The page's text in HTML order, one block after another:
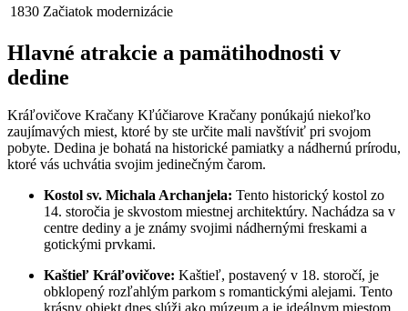
1830 Začiatok modernizácie
Hlavné atrakcie a pamätihodnosti v
dedine
Kráľovičove Kračany Kľúčiarove Kračany ponúkajú niekoľko
zaujímavých miest, ktoré by ste určite mali navštíviť pri svojom
pobyte. Dedina je bohatá na historické pamiatky a nádhernú prírodu,
ktoré vás uchvátia svojim jedinečným čarom.
Kostol sv. Michala Archanjela: Tento historický kostol zo
14. storočia je skvostom miestnej architektúry. Nachádza sa v
centre dediny a je známy svojimi nádhernými freskami a
gotickými prvkami.
Kaštieľ Kráľovičove: Kaštieľ, postavený v 18. storočí, je
obklopený rozľahlým parkom s romantickými alejami. Tento